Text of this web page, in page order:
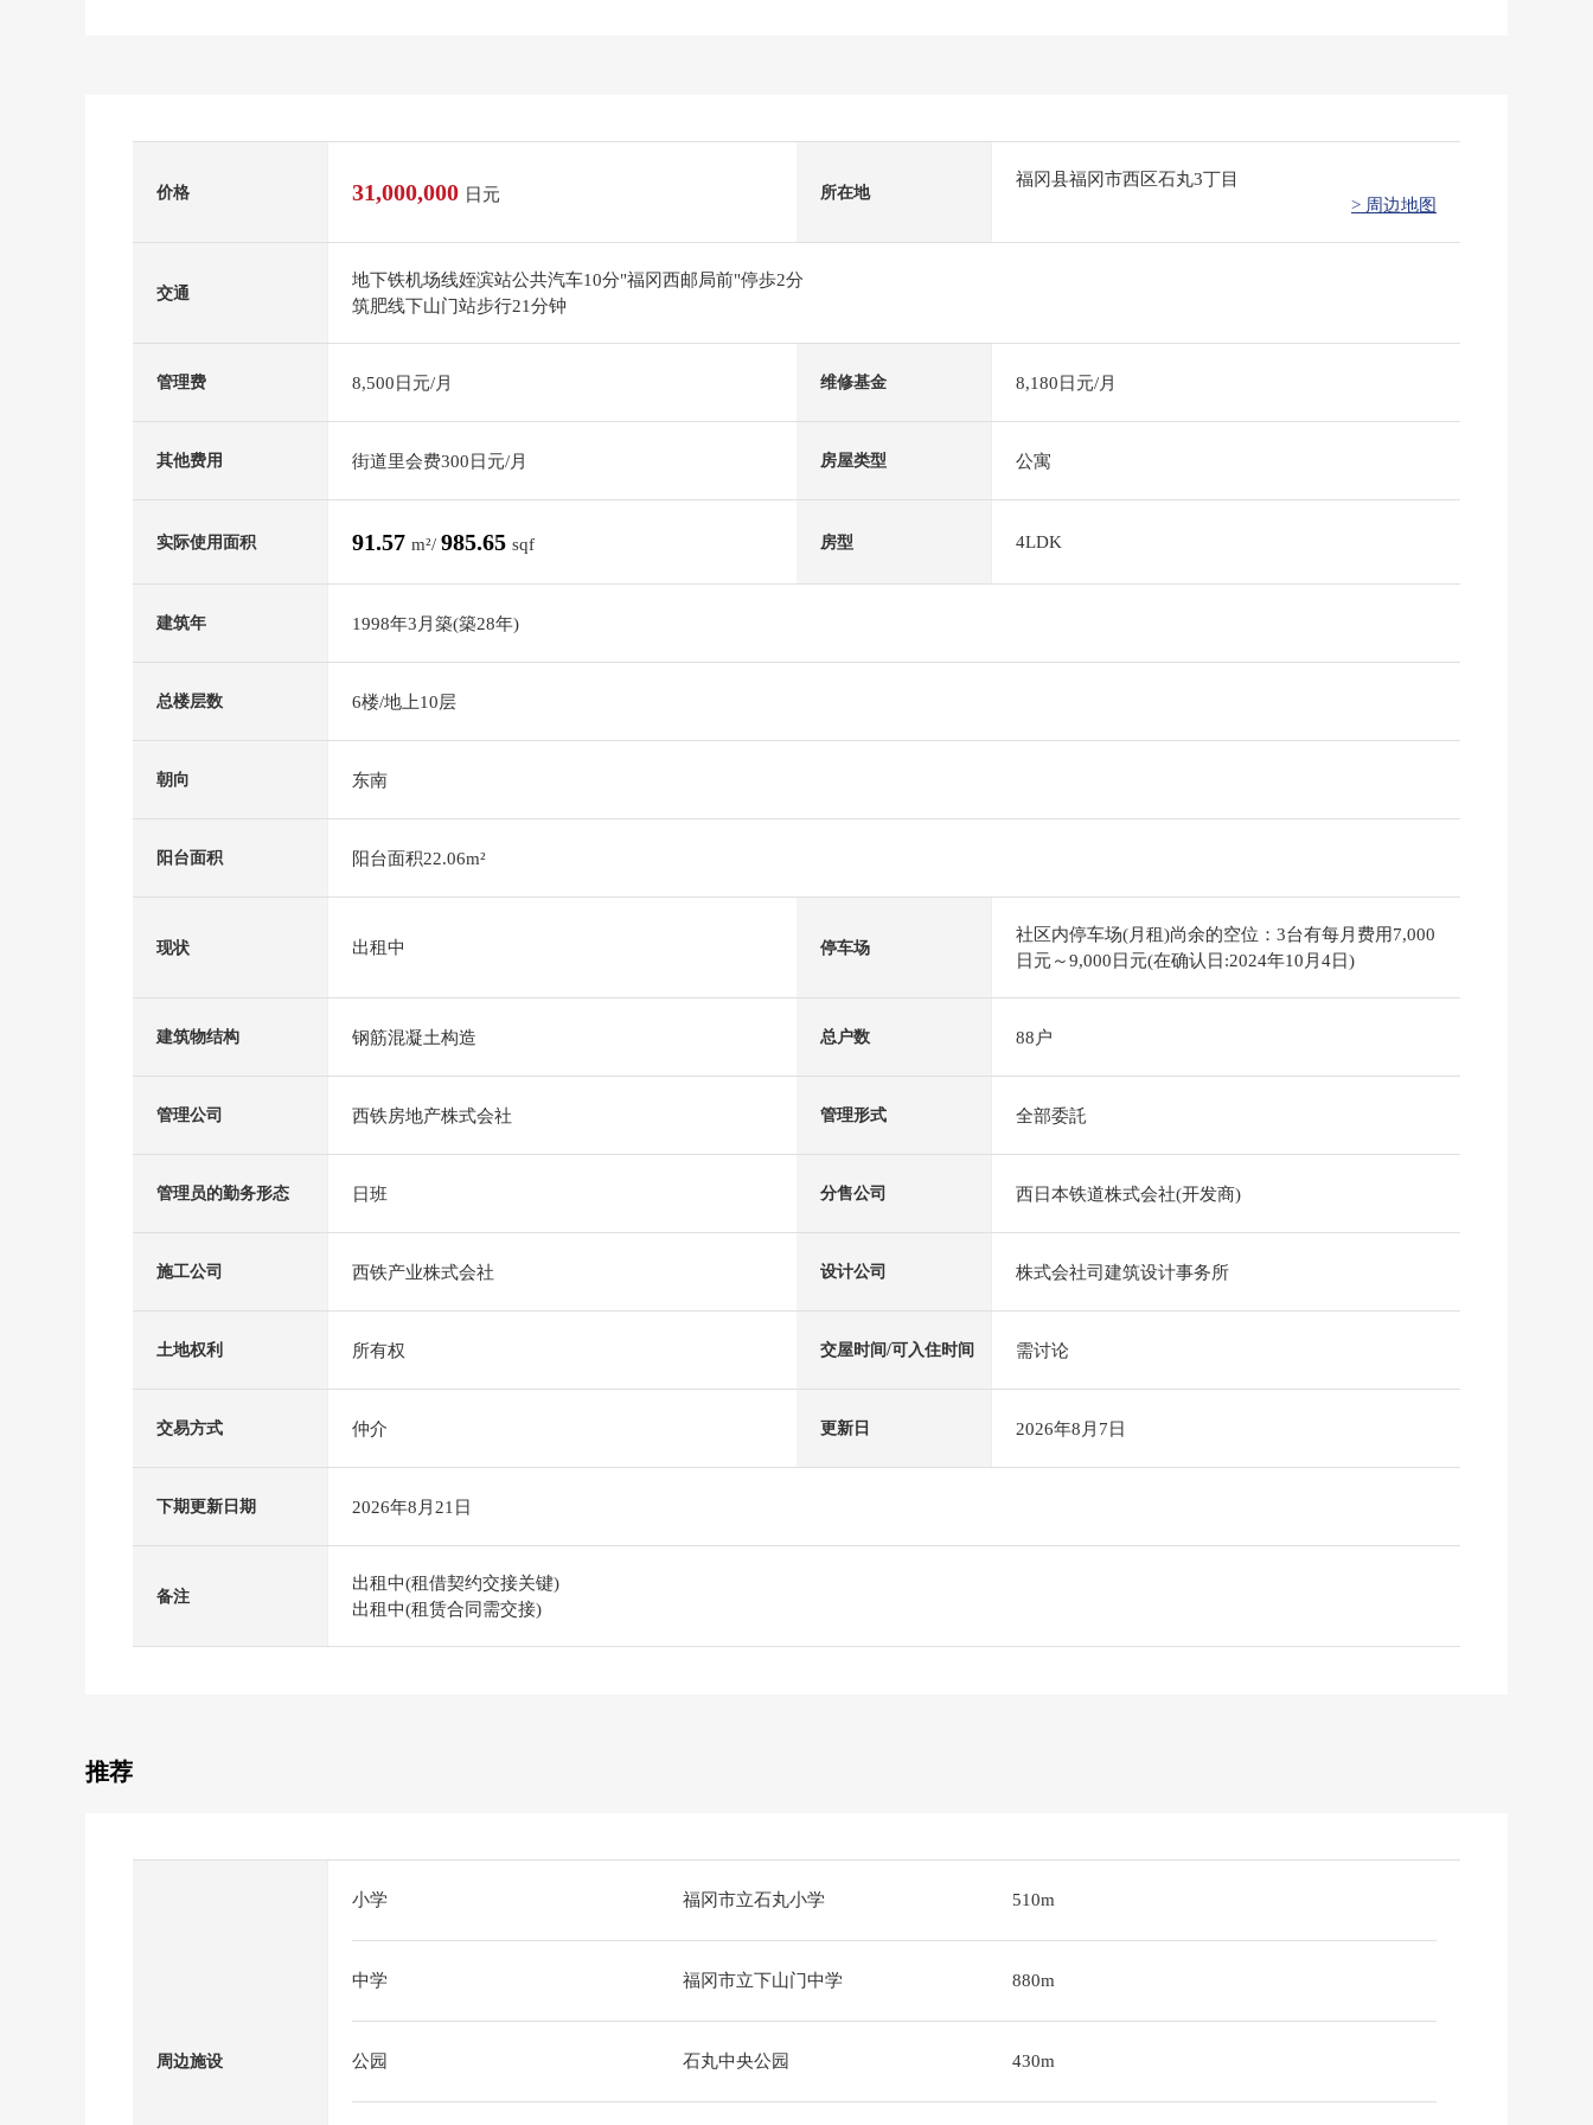
价格 31,000,000 日元 所在地
福冈县福冈市西区石丸3丁目
> 周边地图
交通
地下铁机场线姪滨站公共汽车10分"福冈西邮局前"停歩2分
筑肥线下山门站步行21分钟
管理费 8,500日元/月 维修基金 8,180日元/月
其他费用 街道里会费300日元/月 房屋类型 公寓
实际使用面积 91.57 m²/ 985.65 sqf 房型 4LDK
建筑年 1998年3月築(築28年)
总楼层数 6楼/地上10层
朝向 东南
阳台面积 阳台面积22.06m²
现状 出租中 停车场
社区内停车场(月租)尚余的空位：3台有每月费用7,000
日元～9,000日元(在确认日:2024年10月4日)
建筑物结构 钢筋混凝土构造 总户数 88户
管理公司 西铁房地产株式会社 管理形式 全部委託
管理员的勤务形态 日班 分售公司 西日本铁道株式会社(开发商)
施工公司 西铁产业株式会社 设计公司 株式会社司建筑设计事务所
土地权利 所有权 交屋时间/可入住时间 需讨论
交易方式 仲介 更新日 2026年8月7日
下期更新日期 2026年8月21日
备注
出租中(租借契约交接关键)
出租中(租赁合同需交接)
推荐
周边施设
小学 福冈市立石丸小学 510m
中学 福冈市立下山门中学 880m
公园 石丸中央公园 430m